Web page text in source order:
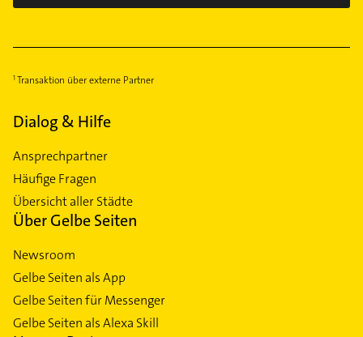
Transaktion über externe Partner
Dialog & Hilfe
Ansprechpartner
Häufige Fragen
Übersicht aller Städte
Über Gelbe Seiten
Newsroom
Gelbe Seiten als App
Gelbe Seiten für Messenger
Gelbe Seiten als Alexa Skill